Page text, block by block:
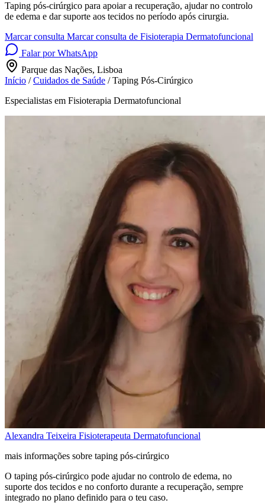
Taping pós-cirúrgico para apoiar a recuperação, ajudar no controlo
de edema e dar suporte aos tecidos no período após cirurgia.
Marcar consulta Marcar consulta de Fisioterapia Dermatofuncional
Falar por WhatsApp
Parque das Nações, Lisboa
Início / Cuidados de Saúde / Taping Pós-Cirúrgico
Especialistas em Fisioterapia Dermatofuncional
Alexandra Teixeira Fisioterapeuta Dermatofuncional
mais informações sobre taping pós-cirúrgico
O taping pós-cirúrgico pode ajudar no controlo de edema, no
suporte dos tecidos e no conforto durante a recuperação, sempre
integrado no plano definido para o teu caso.